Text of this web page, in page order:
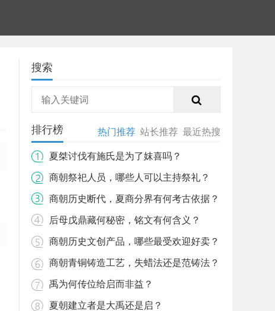
搜索
排行榜 热门推荐 站长推荐 最近热搜
夏桀讨伐有施氏是为了妺喜吗？
商朝祭祀人员，哪些人可以主持祭礼？
商朝历史断代，夏商分界有何考古依据？
后母戊鼎藏何秘密，铭文有何含义？
商朝历史文创产品，哪些最受欢迎好卖？
商朝青铜铸造工艺，失蜡法还是范铸法？
禹为何传位给启而非益？
夏朝建立者是大禹还是启？